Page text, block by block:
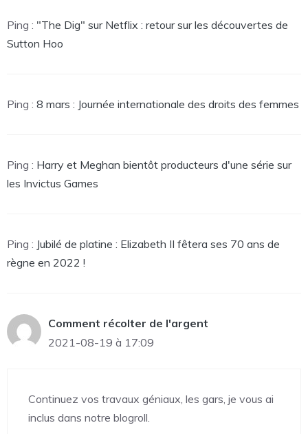
Ping : "The Dig" sur Netflix : retour sur les découvertes de
Sutton Hoo
Ping : 8 mars : Journée internationale des droits des femmes
Ping : Harry et Meghan bientôt producteurs d'une série sur
les Invictus Games
Ping : Jubilé de platine : Elizabeth II fêtera ses 70 ans de
règne en 2022 !
Comment récolter de l'argent
2021-08-19 à 17:09
Continuez vos travaux géniaux, les gars, je vous ai
inclus dans notre blogroll.